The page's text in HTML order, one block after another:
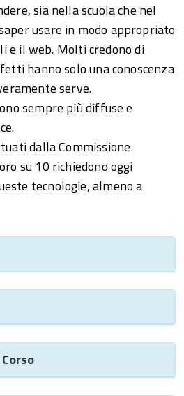
sia nella scuola che nel
usare in modo appropriato
e il web. Molti credono di
hanno solo una conoscenza
serve.
sempre più diffuse e
dalla Commissione
su 10 richiedono oggi
tecnologie, almeno a